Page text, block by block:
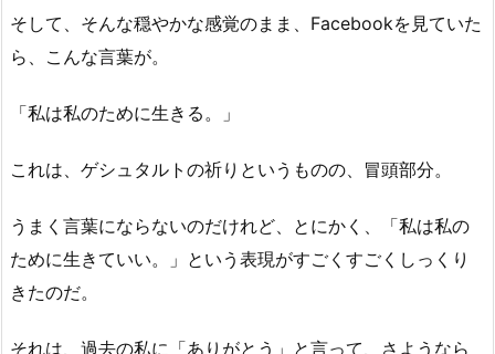
そして、そんな穏やかな感覚のまま、Facebookを見ていた
ら、こんな言葉が。
「私は私のために生きる。」
これは、ゲシュタルトの祈りというものの、冒頭部分。
うまく言葉にならないのだけれど、とにかく、「私は私の
ために生きていい。」という表現がすごくすごくしっくり
きたのだ。
それは、過去の私に「ありがとう」と言って、さようなら